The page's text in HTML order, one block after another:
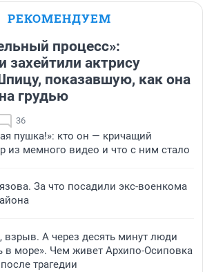
РЕКОМЕНДУЕМ
процесс»:
захейтили актрису
показавшую, как она
грудью
36
пушка!»: кто он — кричащий
из мемного видео и что с ним стало
За что посадили экс-военкома
взрыв. А через десять минут люди
в море». Чем живет Архипо-Осиповка
трагедии